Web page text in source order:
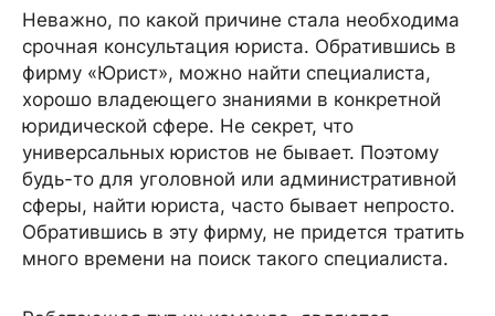
Неважно, по какой причине стала необходима
срочная консультация юриста. Обратившись в
фирму «Юрист», можно найти специалиста,
хорошо владеющего знаниями в конкретной
юридической сфере. Не секрет, что
универсальных юристов не бывает. Поэтому
будь-то для уголовной или административной
сферы, найти юриста, часто бывает непросто.
Обратившись в эту фирму, не придется тратить
много времени на поиск такого специалиста.